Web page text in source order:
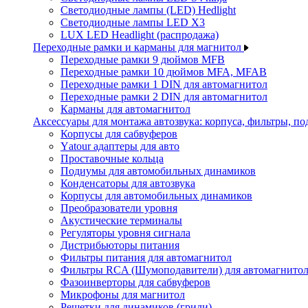
Светодиодные лампы (LED) Hedlight
Светодиодные лампы LED X3
LUX LED Headlight (распродажа)
Переходные рамки и карманы для магнитол
Переходные рамки 9 дюймов MFB
Переходные рамки 10 дюймов MFA, MFAB
Переходные рамки 1 DIN для автомагнитол
Переходные рамки 2 DIN для автомагнитол
Карманы для автомагнитол
Аксессуары для монтажа автозвука: корпуса, фильтры,
Корпусы для сабвуферов
Yаtour адаптеры для авто
Проставочные кольца
Подиумы для автомобильных динамиков
Конденсаторы для автозвука
Корпусы для автомобильных динамиков
Преобразователи уровня
Акустические терминалы
Регуляторы уровня сигнала
Дистрибьюторы питания
Фильтры питания для автомагнитол
Фильтры RCA (Шумоподавители) для автомагнитол
Фазоинверторы для сабвуферов
Микрофоны для магнитол